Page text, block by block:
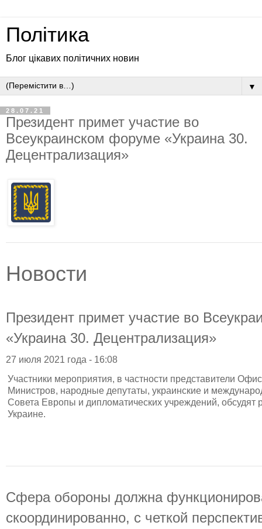
Політика
Блог цікавих політичних новин
▼
28.07.21
Президент примет участие во
Всеукраинском форуме «Украина 30.
Децентрализация»
Новости
Президент примет участие во
«Украина 30. Децентрализация»
27 июля 2021 года - 16:08
Участники мероприятия, в частности представители
Министров, народные депутаты, украинские и
Совета Европы и дипломатических учреждений, обсудят
Украине.
Сфера обороны должна
скоординированно, с четкой